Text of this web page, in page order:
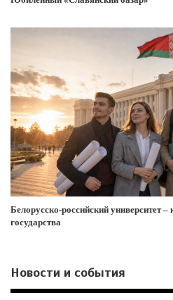
Белорусско-российский университет
государства
Новости и события